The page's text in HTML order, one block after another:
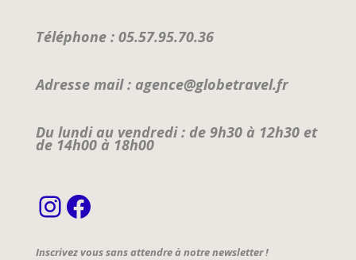
Téléphone : 05.57.95.70.36
Adresse mail : agence@globetravel.fr
Du lundi au vendredi : de 9h30 à 12h30 et
de 14h00 à 18h00
Instagram
Facebook
Inscrivez vous sans attendre à notre newsletter !